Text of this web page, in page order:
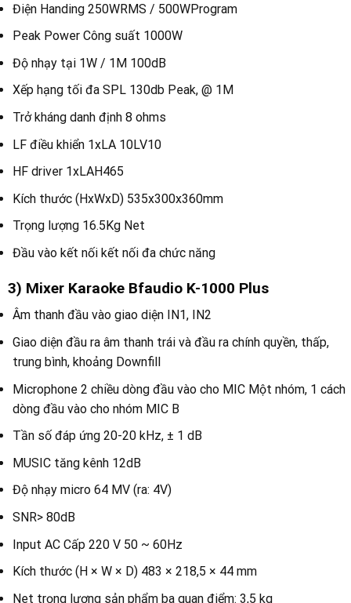
Điện Handing 250WRMS / 500WProgram
Peak Power Công suất 1000W
Độ nhạy tại 1W / 1M 100dB
Xếp hạng tối đa SPL 130db Peak, @ 1M
Trở kháng danh định 8 ohms
LF điều khiển 1xLA 10LV10
HF driver 1xLAH465
Kích thước (HxWxD) 535x300x360mm
Trọng lượng 16.5Kg Net
Đầu vào kết nối kết nối đa chức năng
3) Mixer Karaoke Bfaudio K-1000 Plus
Âm thanh đầu vào giao diện IN1, IN2
Giao diện đầu ra âm thanh trái và đầu ra chính quyền, thấp,
trung bình, khoảng Downfill
Microphone 2 chiều dòng đầu vào cho MIC Một nhóm, 1 cách
dòng đầu vào cho nhóm MIC B
Tần số đáp ứng 20-20 kHz, ± 1 dB
MUSIC tăng kênh 12dB
Độ nhạy micro 64 MV (ra: 4V)
SNR> 80dB
Input AC Cấp 220 V 50 ~ 60Hz
Kích thước (H × W × D) 483 × 218,5 × 44 mm
Net trọng lượng sản phẩm ba quan điểm: 3,5 kg